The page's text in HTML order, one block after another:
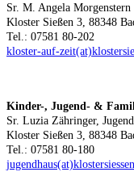
Sr. M. Angela Morgenstern
Kloster Sießen 3, 88348
Tel.: 07581 80-202
kloster-auf-
Kinder-, Jugend- &
Sr. Luzia Zähringer,
Kloster Sießen 3, 88348
Tel.: 07581 80-180